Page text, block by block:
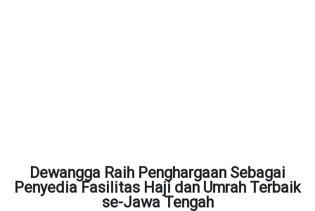
Dewangga Raih Penghargaan Sebagai
Penyedia Fasilitas Haji dan Umrah Terbaik
se-Jawa Tengah